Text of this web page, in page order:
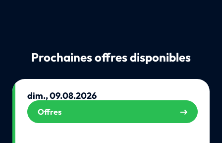
Prochaines offres disponibles
dim., 09.08.2026
Offres